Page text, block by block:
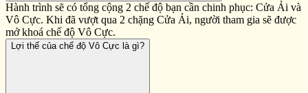
Hành trình sẽ có tổng cộng 2 chế độ bạn cần chinh phục: Cửa Ải và
Vô Cực. Khi đã vượt qua 2 chặng Cửa Ải, người tham gia sẽ được
mở khoá chế độ Vô Cực.
Lợi thế của chế độ Vô Cực là gì?